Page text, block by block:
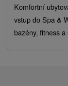
Komfortní
vstup do Spa &
bazény, fitness